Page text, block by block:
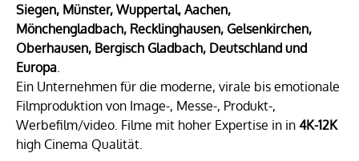
Siegen, Münster, Wuppertal, Aachen,
Mönchengladbach, Recklinghausen, Gelsenkirchen,
Oberhausen, Bergisch Gladbach, Deutschland und
Europa
Ein Unternehmen für die moderne, virale bis emotionale
Filmproduktion von Image-, Messe-, Produkt-,
Werbefilm/video. Filme mit hoher Expertise in in 4K-12K
high Cinema Qualität.